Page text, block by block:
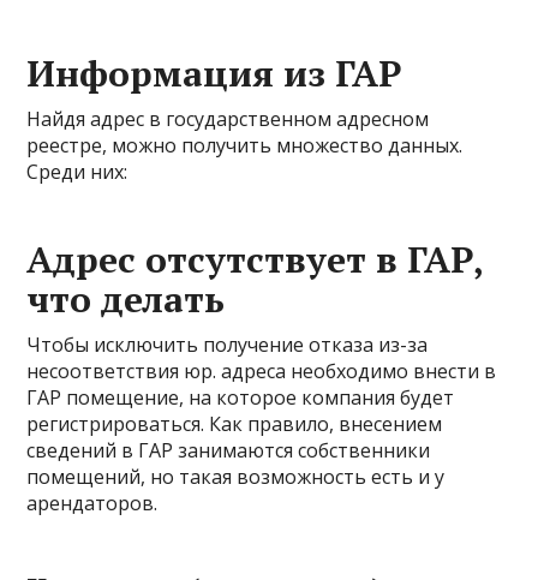
Информация из ГАР
Найдя адрес в государственном адресном
реестре, можно получить множество данных.
Среди них:
Адрес отсутствует в ГАР,
что делать
Чтобы исключить получение отказа из-за
несоответствия юр. адреса необходимо внести в
ГАР помещение, на которое компания будет
регистрироваться. Как правило, внесением
сведений в ГАР занимаются собственники
помещений, но такая возможность есть и у
арендаторов.